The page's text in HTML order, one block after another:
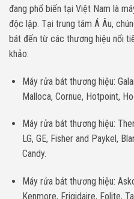
đang phổ biến tại Việt Nam là
độc lập. Tại trung tâm Á Âu,
bát đến từ các thương hiệu nổi
khảo:
Máy rửa bát thương hiệu:
Malloca, Cornue, Hotpoint,
Máy rửa bát thương hiệu:
LG, GE, Fisher and Paykel,
Candy.
Máy rửa bát thương hiệu:
Kenmore, Frigidaire, Folite,